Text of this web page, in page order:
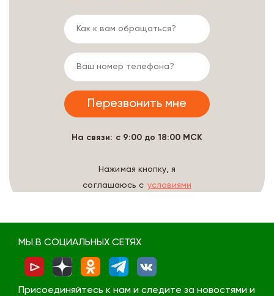
На связи: с 9:00 до 18:00 МСК
Нажимая кнопку, я
соглашаюсь с условиями
МЫ В СОЦИАЛЬНЫХ СЕТЯХ
Присоединяйтесь к нам и следите за новостями и